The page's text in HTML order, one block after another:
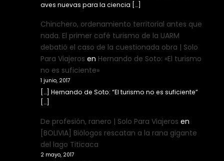
aves nuevas para la ciencia […]
Chinchero, ordenamiento territorial antes que
nada. El primer café turismo de la UARM
debatió el caso de la cuestionada obra | Solo
Para Viajeros en Hernando de Soto: «El turismo
no es suficiente»
1 junio, 2017
[…] Hernando de Soto: “El turismo no es suficiente”
[…]
De profesión, ranero | Solo Para Viajeros en
[BOLIVIA] Biólogos rescatan a la rana gigante
del lago Titicaca
2 mayo, 2017